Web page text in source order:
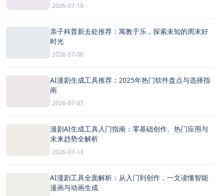
2026-07-10
亲子科普新去处推荐：寓教于乐，探索未知的周末好
时光
2026-07-06
AI漫剧生成工具推荐：2025年热门软件盘点与选择指
南
2026-07-07
漫剧AI生成工具入门指南：零基础创作、热门应用与
未来趋势全解析
2026-07-13
AI漫剧工具全面解析：从入门到创作，一文读懂智能
漫画与动画生成